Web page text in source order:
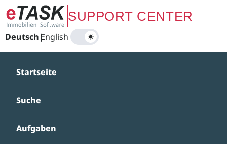
Zum Hauptinhalt springenSUPPORT CENTER
Deutsch|
English
Startseite
Suche
Aufgaben